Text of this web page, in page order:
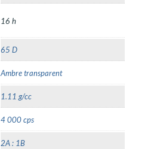
16 h
65 D
Ambre transparent
1.11 g/cc
4 000 cps
2A : 1B